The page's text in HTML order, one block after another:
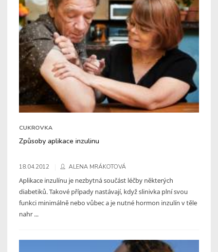
CUKROVKA
Způsoby aplikace inzulinu
18.04.2012 ALENA MRÁKOTOVÁ
Aplikace inzulínu je nezbytná součást léčby některých
diabetiků. Takové případy nastávají, když slinivka plní svou
funkci minimálně nebo vůbec a je nutné hormon inzulín v těle
nahr ...